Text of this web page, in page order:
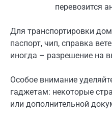
перевозится
Для транспортировки
паспорт, чип, справка
иногда – разрешение на
Особое внимание
гаджетам: некоторые
или дополнительной